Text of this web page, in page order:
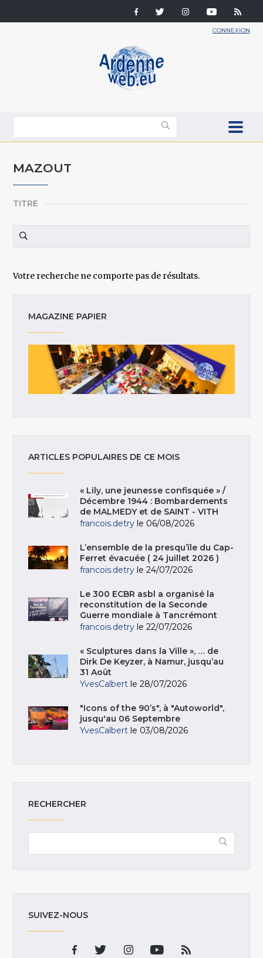
CONNEXION
MAZOUT
TITRE
Votre recherche ne comporte pas de résultats.
MAGAZINE PAPIER
ARTICLES POPULAIRES DE CE MOIS
« Lily, une jeunesse confisquée » /
Décembre 1944 : Bombardements
de MALMEDY et de SAINT - VITH
francois.detry le 06/08/2026
L’ensemble de la presqu’île du Cap-
Ferret évacuée ( 24 juillet 2026 )
francois.detry le 24/07/2026
Le 300 ECBR asbl a organisé la
reconstitution de la Seconde
Guerre mondiale à Tancrémont
francois.detry le 22/07/2026
« Sculptures dans la Ville », … de
Dirk De Keyzer, à Namur, jusqu’au
31 Août
YvesCalbert le 28/07/2026
"Icons of the 90’s", à "Autoworld",
jusqu'au 06 Septembre
YvesCalbert le 03/08/2026
RECHERCHER
SUIVEZ-NOUS